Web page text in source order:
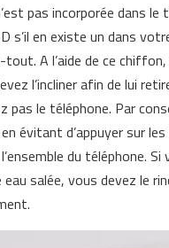
pas incorporée dans
s’il en existe un dans
tout. A l’aide de ce
l’incliner afin de lui
pas le téléphone. Par
évitant d’appuyer sur
du téléphone.
salée, vous devez le